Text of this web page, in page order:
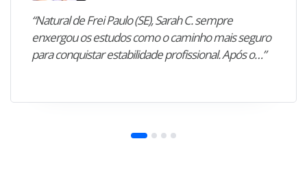
“Natural de Frei Paulo (SE), Sarah C. sempre
enxergou os estudos como o caminho mais seguro
para conquistar estabilidade profissional. Após o…”